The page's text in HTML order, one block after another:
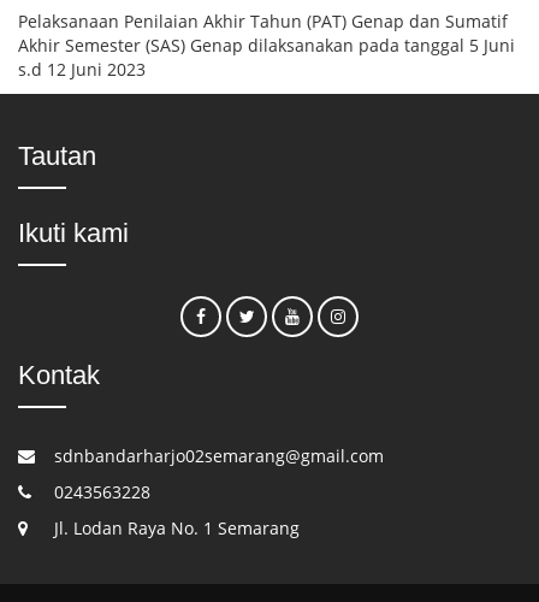
Pelaksanaan Penilaian Akhir Tahun (PAT) Genap dan Sumatif
Akhir Semester (SAS) Genap dilaksanakan pada tanggal 5 Juni
s.d 12 Juni 2023
Tautan
Ikuti kami
Kontak
sdnbandarharjo02semarang@gmail.com
0243563228
Jl. Lodan Raya No. 1 Semarang